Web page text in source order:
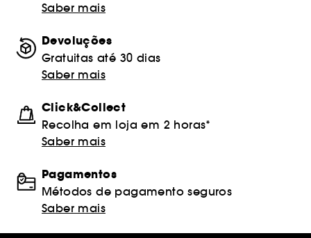
Saber mais
Devoluções
Gratuitas até 30 dias
Saber mais
Click&Collect
Recolha em loja em 2 horas*
Saber mais
Pagamentos
Métodos de pagamento seguros
Saber mais